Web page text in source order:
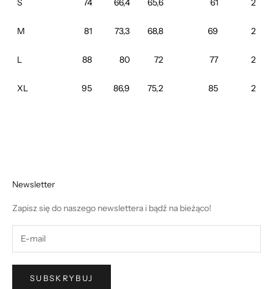
M 81 73,3 68,8 69 2
L 88 80 72 77 2
XL 95 86,9 75,2 85 2
Newsletter
Zapisz się do naszego newslettera i bądź na bieżąco!
SUBSKRYBUJ